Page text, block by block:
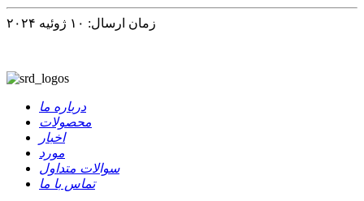
زمان ارسال: ۱۰ ژوئیه ۲۰۲۴
درباره ما
محصولات
اخبار
مورد
سوالات متداول
تماس با ما